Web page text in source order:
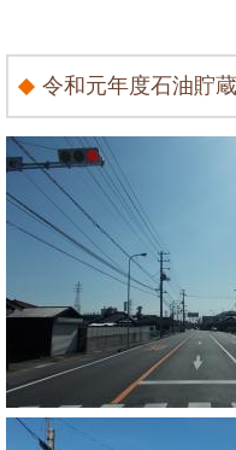
令和元年度石油貯